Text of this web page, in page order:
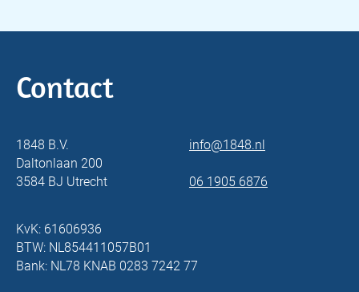
Contact
1848 B.V.
Daltonlaan 200
3584 BJ Utrecht
info@1848.nl
06 1905 6876
KvK: 61606936
BTW: NL854411057B01
Bank: NL78 KNAB 0283 7242 77